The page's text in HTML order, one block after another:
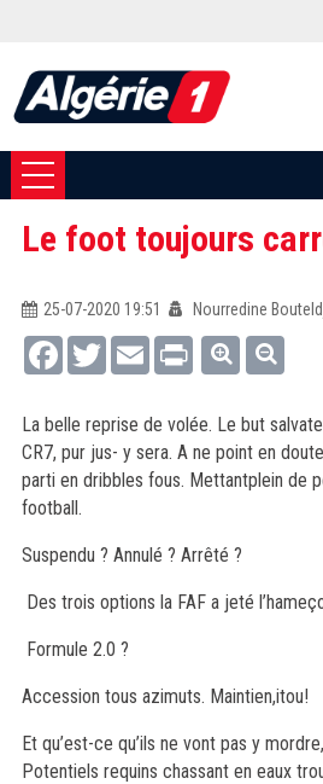
Le foot toujours
25-07-2020 19:51
Nourredine
FacebookTwitterEmail Print
La belle reprise de volée. Le but
CR7, pur jus- y sera. A ne point en
parti en dribbles fous. Mettantplein de
football.
Suspendu ? Annulé ? Arrêté ?
Des trois options la FAF a jeté
Formule 2.0 ?
Accession tous azimuts. Maintien,itou!
Et qu’est-ce qu’ils ne vont pas y
Potentiels requins chassant en eaux